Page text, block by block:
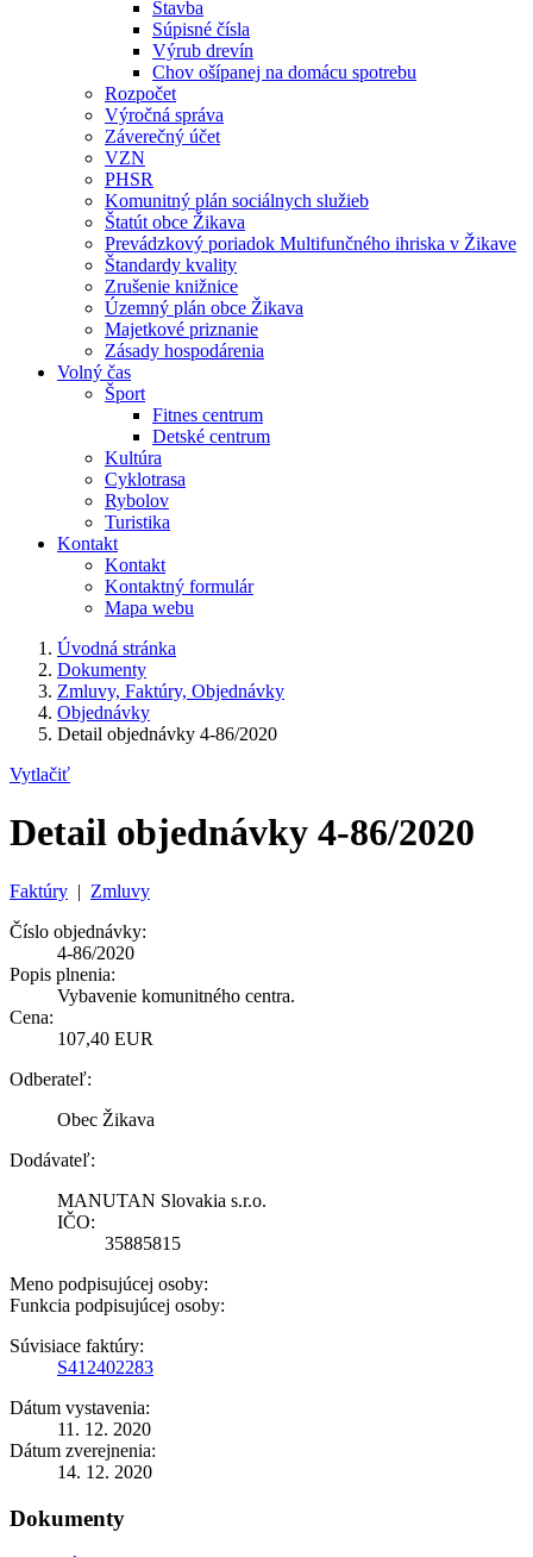
Stavba
Súpisné čísla
Výrub drevín
Chov ošípanej na domácu spotrebu
Rozpočet
Výročná správa
Záverečný účet
VZN
PHSR
Komunitný plán sociálnych služieb
Štatút obce Žikava
Prevádzkový poriadok Multifunčného ihriska v Žikave
Štandardy kvality
Zrušenie knižnice
Územný plán obce Žikava
Majetkové priznanie
Zásady hospodárenia
Volný čas
Šport
Fitnes centrum
Detské centrum
Kultúra
Cyklotrasa
Rybolov
Turistika
Kontakt
Kontakt
Kontaktný formulár
Mapa webu
Úvodná stránka
Dokumenty
Zmluvy, Faktúry, Objednávky
Objednávky
Detail objednávky 4-86/2020
Vytlačiť
Detail objednávky 4-86/2020
Faktúry | Zmluvy
Číslo objednávky:
4-86/2020
Popis plnenia:
Vybavenie komunitného centra.
Cena:
107,40 EUR
Odberateľ:
Obec Žikava
Dodávateľ:
MANUTAN Slovakia s.r.o.
IČO:
35885815
Meno podpisujúcej osoby:
Funkcia podpisujúcej osoby:
Súvisiace faktúry:
S412402283
Dátum vystavenia:
11. 12. 2020
Dátum zverejnenia:
14. 12. 2020
Dokumenty